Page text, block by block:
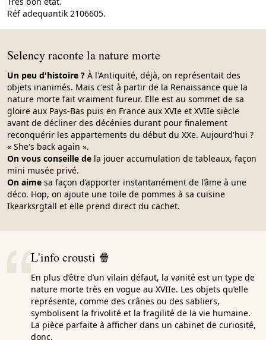
Réf adequantik 2106605.
Selency raconte la nature morte
Un peu d'histoire ? À l'Antiquité, déjà, on représentait des
objets inanimés. Mais c'est à partir de la Renaissance que la
nature morte fait vraiment fureur. Elle est au sommet de sa
gloire aux Pays-Bas puis en France aux XVIe et XVIIe siècle
avant de décliner des décénies durant pour finalement
reconquérir les appartements du début du XXe. Aujourd'hui ?
« She's back again ».
On vous conseille de la jouer accumulation de tableaux, façon
mini musée privé.
On aime sa façon d’apporter instantanément de l’âme à une
déco. Hop, on ajoute une toile de pommes à sa cuisine
Ikearksrgtäll et elle prend direct du cachet.
L'info crousti 🍿
En plus d’être d’un vilain défaut, la vanité est un type de
nature morte très en vogue au XVIIe. Les objets qu’elle
représente, comme des crânes ou des sabliers,
symbolisent la frivolité et la fragilité de la vie humaine.
La pièce parfaite à afficher dans un cabinet de curiosité,
donc.